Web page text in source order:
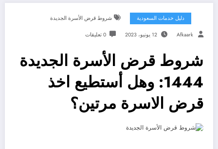
دليل خدمات السعودية شروط قرض الأسرة الجديدة
Afkaark 12 يونيو، 2023 0 تعليقات
شروط قرض الأسرة الجديدة
1444: وهل أستطيع اخذ
قرض الاسرة مرتين؟